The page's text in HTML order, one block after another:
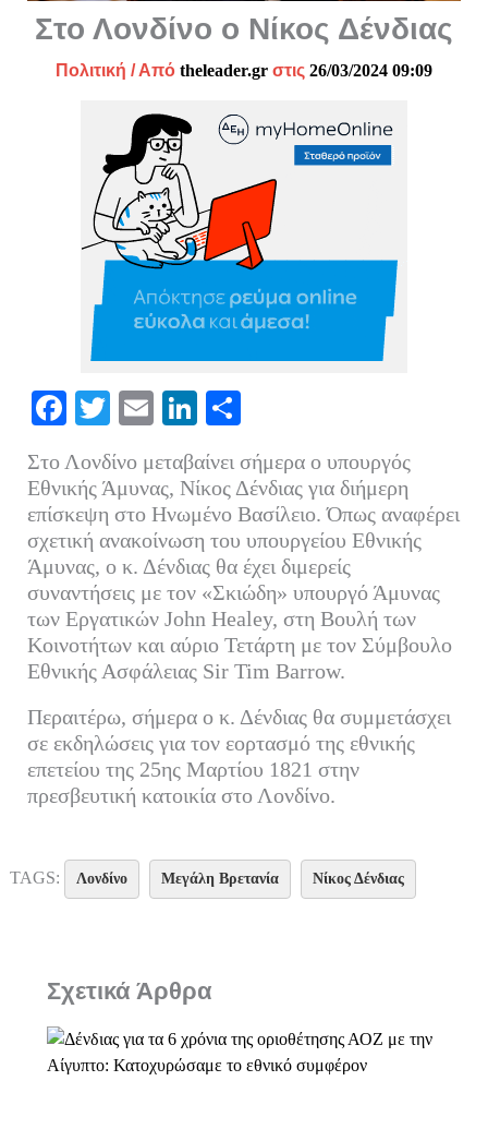
Στο Λονδίνο ο Νίκος Δένδιας
Πολιτική / Από theleader.gr στις 26/03/2024 09:09
Fa
bo
ok
T
tte
r
E
ail
Li
ed
In
ρ
α
στ
εί
τε
Στο Λονδίνο μεταβαίνει σήμερα ο υπουργός
Εθνικής Άμυνας, Νίκος Δένδιας για διήμερη
επίσκεψη στο Ηνωμένο Βασίλειο. Όπως αναφέρει
σχετική ανακοίνωση του υπουργείου Εθνικής
Άμυνας, ο κ. Δένδιας θα έχει διμερείς
συναντήσεις με τον «Σκιώδη» υπουργό Άμυνας
των Εργατικών John Healey, στη Βουλή των
Κοινοτήτων και αύριο Τετάρτη με τον Σύμβουλο
Εθνικής Ασφάλειας Sir Tim Barrow.
Περαιτέρω, σήμερα ο κ. Δένδιας θα συμμετάσχει
σε εκδηλώσεις για τον εορτασμό της εθνικής
επετείου της 25ης Μαρτίου 1821 στην
πρεσβευτική κατοικία στο Λονδίνο.
TAGS: Λονδίνο Μεγάλη Βρετανία Νίκος Δένδιας
Σχετικά Άρθρα